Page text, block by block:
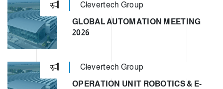
Clevertech Group
GLOBAL AUTOMATION MEETING
2026
Clevertech Group
OPERATION UNIT ROBOTICS & E-